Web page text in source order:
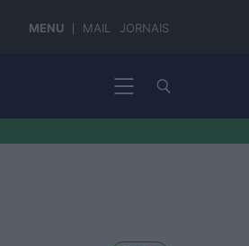
MENU MAIL JORNAIS